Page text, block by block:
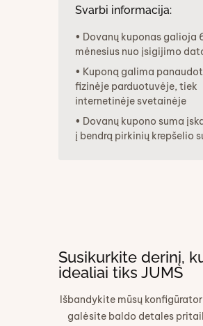
Svarbi informacija:
• Dovanų kuponas galioja
mėnesius nuo įsigijimo
• Kuponą galima
fizinėje parduotuvėje, tiek
internetinėje svetainėje
• Dovanų kupono suma
į bendrą pirkinių krepšelio
Susikurkite derinį,
idealiai tiks JUMS
Išbandykite mūsų
galėsite baldo detales